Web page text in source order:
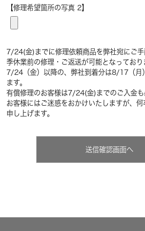
【修理希望箇所の写真 2】
7/24(金)までに修理依頼商品を弊社宛にご手
季休業前の修理・ご返送が可能となっており
7/24（金）以降の、弊社到着分は8/17（月
ます。
有償修理のお客様は7/24(金)までのご入金も
お客様にはご迷惑をおかけいたしますが、
申し上げます。